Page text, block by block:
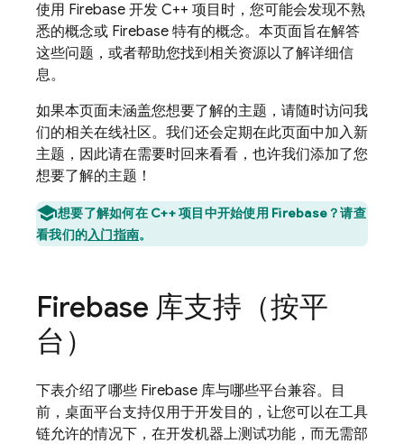
使用 Firebase 开发 C++ 项目时，您可能会发现不熟
悉的概念或 Firebase 特有的概念。本页面旨在解答
这些问题，或者帮助您找到相关资源以了解详细信
息。
如果本页面未涵盖您想要了解的主题，请随时访问我
们的相关在线社区。我们还会定期在此页面中加入新
主题，因此请在需要时回来看看，也许我们添加了您
想要了解的主题！
想要了解如何在 C++ 项目中开始使用 Firebase？请查
看我们的入门指南。
Firebase 库支持（按平
台）
下表介绍了哪些 Firebase 库与哪些平台兼容。目
前，桌面平台支持仅用于开发目的，让您可以在工具
链允许的情况下，在开发机器上测试功能，而无需部